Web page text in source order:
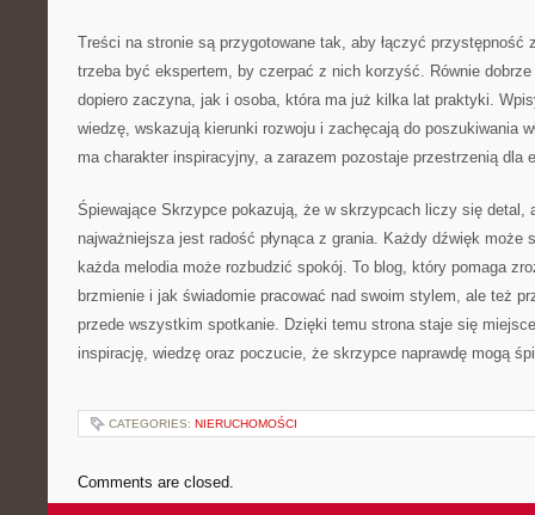
Treści na stronie są przygotowane tak, aby łączyć przystępność
trzeba być ekspertem, by czerpać z nich korzyść. Równie
dopiero zaczyna, jak i osoba, która ma już kilka lat praktyki.
wiedzę, wskazują kierunki rozwoju i zachęcają do poszukiwania
ma charakter inspiracyjny, a zarazem pozostaje przestrzenią dla
Śpiewające Skrzypce pokazują, że w skrzypcach liczy się detal,
najważniejsza jest radość płynąca z grania. Każdy dźwięk może
każda melodia może rozbudzić spokój. To blog, który pomaga
brzmienie i jak świadomie pracować nad swoim stylem, ale też
przede wszystkim spotkanie. Dzięki temu strona staje się
inspirację, wiedzę oraz poczucie, że skrzypce naprawdę mogą
CATEGORIES: NIERUCHOMOŚCI
Comments are closed.